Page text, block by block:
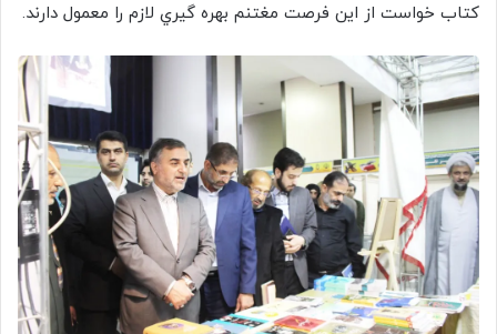
كتاب خواست از اين فرصت مغتنم بهره گيري لازم را معمول دارند.